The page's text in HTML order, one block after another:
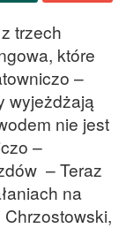
trzech
które
–
wyjeżdżają
nie jest
–
– Teraz
na